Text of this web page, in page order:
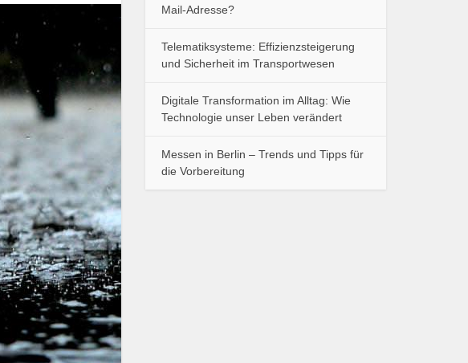
Mail-Adresse?
Telematiksysteme: Effizienzsteigerung
und Sicherheit im Transportwesen
Digitale Transformation im Alltag: Wie
Technologie unser Leben verändert
Messen in Berlin – Trends und Tipps für
die Vorbereitung